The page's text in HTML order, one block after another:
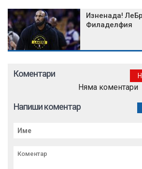
Изненада!
Филаделфия
Коментари
Няма коментари
Напиши коментар